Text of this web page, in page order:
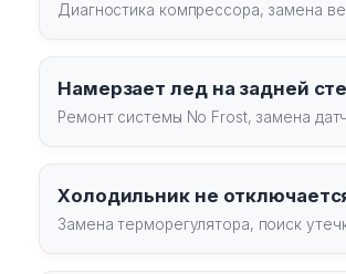
Диагностика компрессора, замена
Намерзает лед на задней
Ремонт системы No Frost, замена
Холодильник не
Замена терморегулятора, поиск